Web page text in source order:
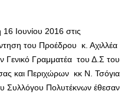
Ιουνίου 2016 στις
του Προέδρου κ. Αχιλλέα
Γενικό Γραμματέα του Δ.Σ του
και Περιχώρων κκ Ν. Τσόγια
Συλλόγου Πολυτέκνων έθεσαν